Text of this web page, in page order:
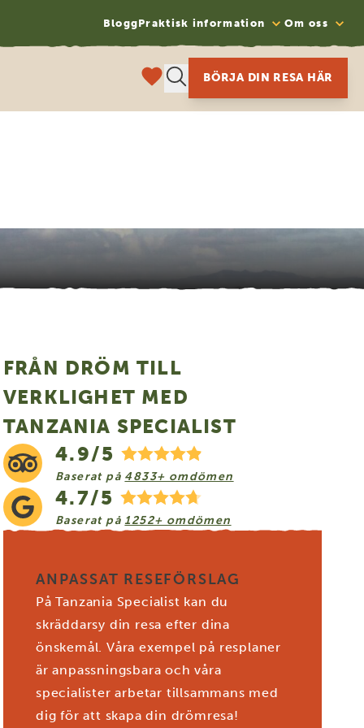
BloggPraktisk information Om oss
BÖRJA DIN RESA HÄR
FRÅN DRÖM TILL
VERKLIGHET MED
TANZANIA SPECIALIST
4.9/5
Baserat på 4833+ omdömen
4.7/5
Baserat på1252+ omdömen
ANPASSAT RESEFÖRSLAG
På Tanzania Specialist kan du
skräddarsy din resa efter dina
önskemål. Våra exempel på resplaner
är anpassningsbara och våra
specialister arbetar tillsammans med
dig för att skapa din drömresa!